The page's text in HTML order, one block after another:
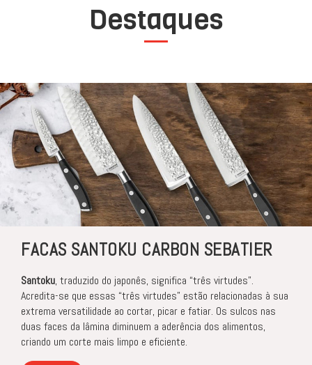
Destaques
FACAS SANTOKU CARBON SEBATIER
Santoku, traduzido do japonês, significa “três virtudes”.
Acredita-se que essas “três virtudes” estão relacionadas à sua
extrema versatilidade ao cortar, picar e fatiar. Os sulcos nas
duas faces da lâmina diminuem a aderência dos alimentos,
criando um corte mais limpo e eficiente.